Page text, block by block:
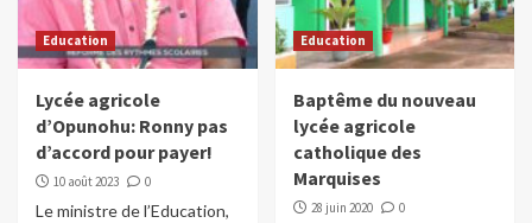
Education
Lycée agricole
d’Opunohu: Ronny pas
d’accord pour payer!
10 août 2023 0
Le ministre de l’Education,
Education
Baptême du nouveau
lycée agricole
catholique des
Marquises
28 juin 2020 0